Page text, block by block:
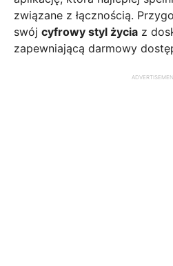
związane z łącznością.
swój cyfrowy styl życia z
zapewniającą darmowy